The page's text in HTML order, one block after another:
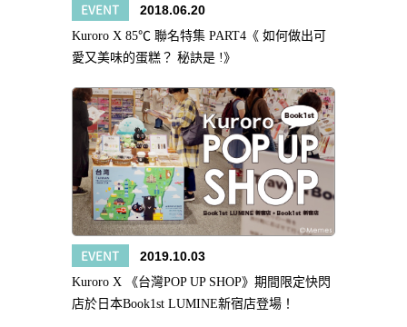
EVENT 2018.06.20
Kuroro X 85℃ 聯名特集 PART4《 如何做出可
愛又美味的蛋糕？ 秘訣是 !》
EVENT 2019.10.03
Kuroro X 《台灣POP UP SHOP》期間限定快閃
店於日本Book1st LUMINE新宿店登場！